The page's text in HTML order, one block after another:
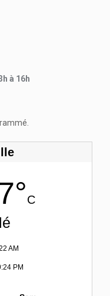
à 16h
C
AM
PM